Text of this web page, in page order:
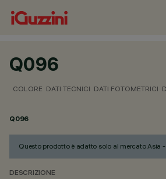
Q096
COLORE DATI TECNICI DATI FOTOMETRICI
Q096
Questo prodotto è adatto solo al mercato Asia
DESCRIZIONE